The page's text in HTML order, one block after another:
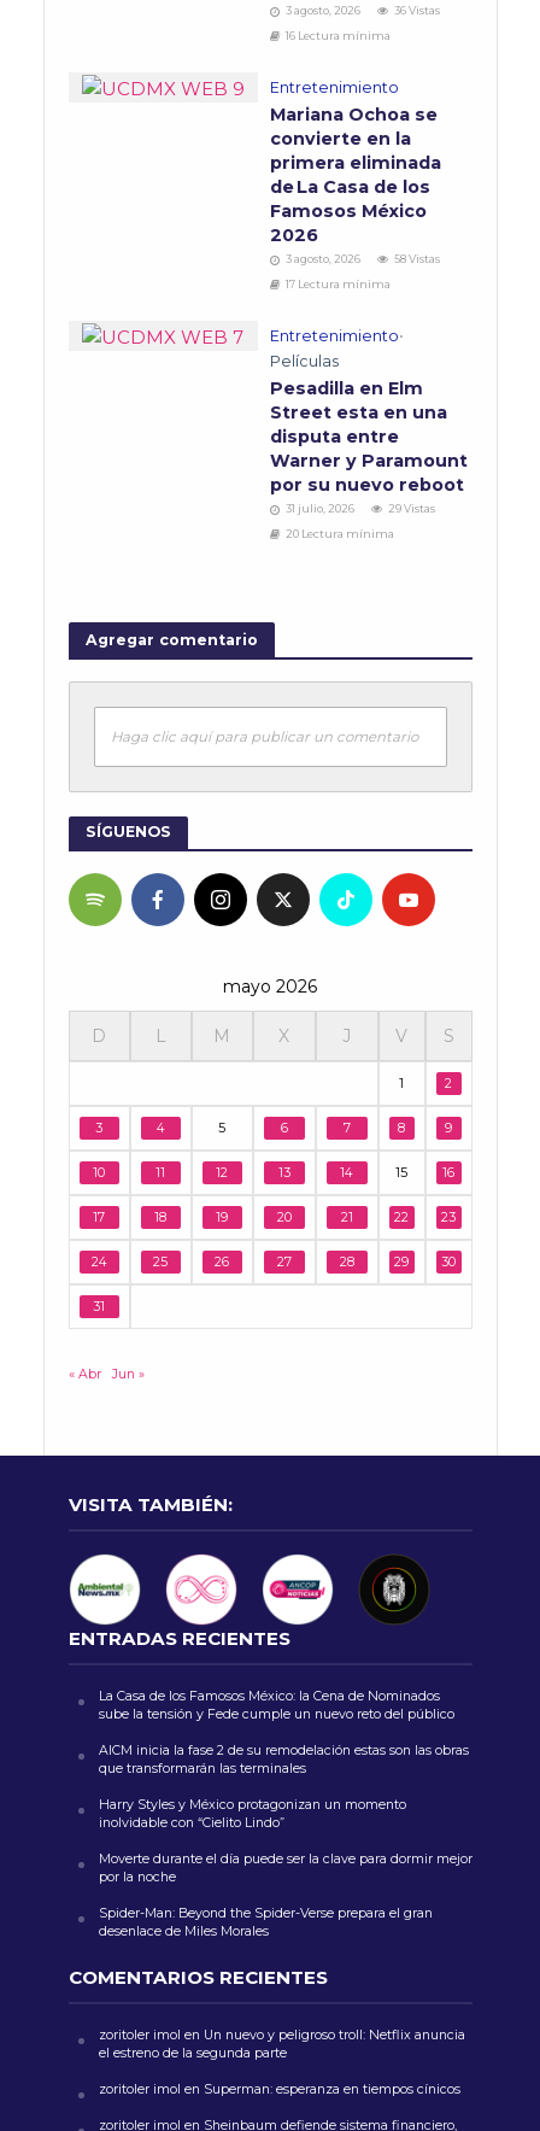
3 agosto, 2026
36 Vistas
16 Lectura mínima
Entretenimiento
Mariana Ochoa se
convierte en la
primera eliminada
de La Casa de los
Famosos México
2026
3 agosto, 2026
58 Vistas
17 Lectura mínima
Entretenimiento•
Películas
Pesadilla en Elm
Street esta en una
disputa entre
Warner y Paramount
por su nuevo reboot
31 julio, 2026
29 Vistas
20 Lectura mínima
Agregar comentario
Haga clic aquí para publicar un comentario
SÍGUENOS
mayo 2026
D L M X J V S
1 2
3 4 5 6 7 8 9
10 11 12 13 14 15 16
17 18 19 20 21 22 23
24 25 26 27 28 29 30
31
« Abr Jun »
VISITA TAMBIÉN:
ENTRADAS RECIENTES
La Casa de los Famosos México: la Cena de Nominados
sube la tensión y Fede cumple un nuevo reto del público
AICM inicia la fase 2 de su remodelación estas son las obras
que transformarán las terminales
Harry Styles y México protagonizan un momento
inolvidable con “Cielito Lindo”
Moverte durante el día puede ser la clave para dormir mejor
por la noche
Spider-Man: Beyond the Spider-Verse prepara el gran
desenlace de Miles Morales
COMENTARIOS RECIENTES
zoritoler imol en Un nuevo y peligroso troll: Netflix anuncia
el estreno de la segunda parte
zoritoler imol en Superman: esperanza en tiempos cínicos
zoritoler imol en Sheinbaum defiende sistema financiero,